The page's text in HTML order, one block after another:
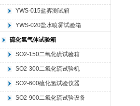
YWS-015盐雾测试箱
YWS-020盐水喷雾试验箱
硫化氢气体试验箱
SO2-150二氧化硫试验箱
SO2-300二氧化硫试验机
SO2-600硫化氢试验仪器
SO2-900二氧化硫试验设备